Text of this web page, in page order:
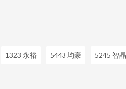
1323 永裕 5443 均豪 5245 智晶